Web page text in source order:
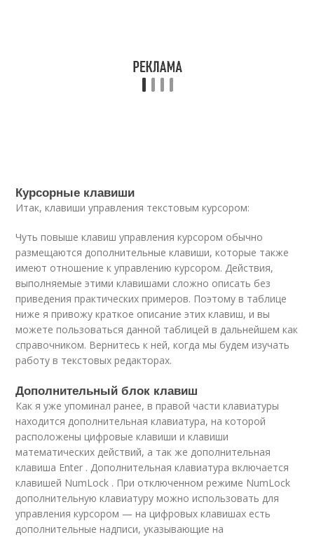
Курсорные клавиши
Итак, клавиши управления текстовым курсором:
Чуть повыше клавиш управления курсором обычно
размещаются дополнительные клавиши, которые также
имеют отношение к управлению курсором. Действия,
выполняемые этими клавишами сложно описать без
приведения практических примеров. Поэтому в таблице
ниже я привожу краткое описание этих клавиш, и вы
можете пользоваться данной таблицей в дальнейшем как
справочником. Вернитесь к ней, когда мы будем изучать
работу в текстовых редакторах.
Дополнительный блок клавиш
Как я уже упоминал ранее, в правой части клавиатуры
находится дополнительная клавиатура, на которой
расположены цифровые клавиши и клавиши
математических действий, а так же дополнительная
клавиша Enter . Дополнительная клавиатура включается
клавишей NumLock . При отключенном режиме NumLock
дополнительную клавиатуру можно использовать для
управления курсором — на цифровых клавишах есть
дополнительные надписи, указывающие на